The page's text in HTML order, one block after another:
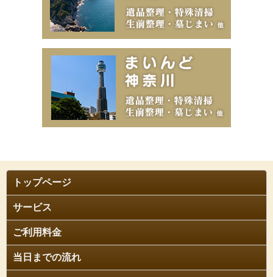
トップページ
サービス
ご利用料金
当日までの流れ